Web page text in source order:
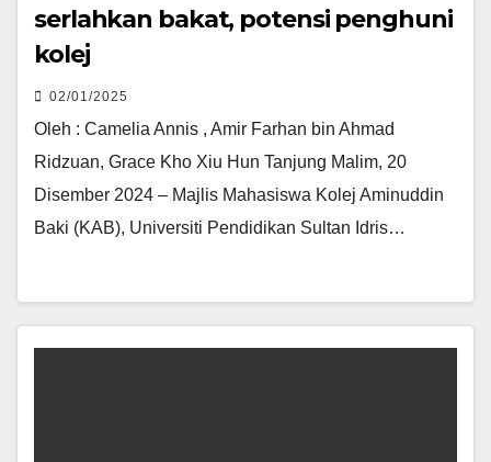
serlahkan bakat, potensi penghuni
kolej
02/01/2025
Oleh : Camelia Annis , Amir Farhan bin Ahmad
Ridzuan, Grace Kho Xiu Hun Tanjung Malim, 20
Disember 2024 – Majlis Mahasiswa Kolej Aminuddin
Baki (KAB), Universiti Pendidikan Sultan Idris…